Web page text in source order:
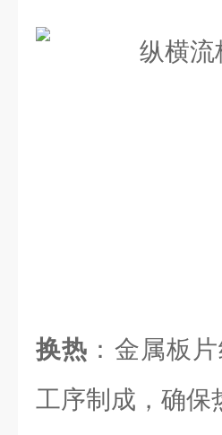
换热 ：金属板
工序制成，确保